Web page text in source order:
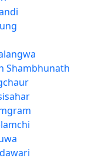
Shambhunath